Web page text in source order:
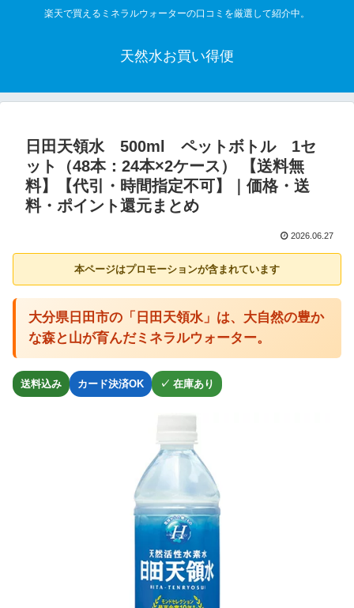
楽天で買えるミネラルウォーターの口コミを厳選して紹介中。
天然水お買い得便
日田天領水 500ml ペットボトル 1セ
ット（48本：24本×2ケース） 【送料無
料】【代引・時間指定不可】｜価格・送
料・ポイント還元まとめ
2026.06.27
本ページはプロモーションが含まれています
大分県日田市の「日田天領水」は、大自然の豊か
な森と山が育んだミネラルウォーター。
送料込み カード決済OK ✓ 在庫あり